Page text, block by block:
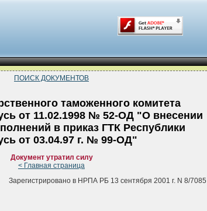
ПОИСК ДОКУМЕНТОВ
таможенного комитета
от 11.02.1998 № 52-ОД "О внесении
в приказ ГТК Республики
от 03.04.97 г. № 99-ОД"
Документ утратил силу
< Главная страница
Зарегистрировано в НРПА РБ 13 сентября 2001 г. N 8/7085